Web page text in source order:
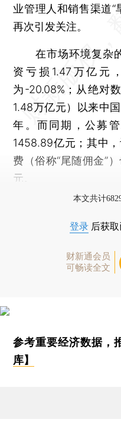
业管理人和销售渠道“
再次引发关注。
在市场环境复杂的
资亏损1.47万亿元
为-20.08%；从绝对
1.48万亿元）以来中
年。而同期，公募
1458.89亿元；其中
费（俗称“尾随佣金”
元。
本文共计
登录 后获
财新通会员
可畅读全文
参考重要经济数据，
库】